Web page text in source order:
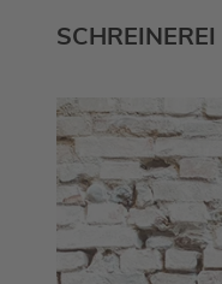
SCHREINEREI